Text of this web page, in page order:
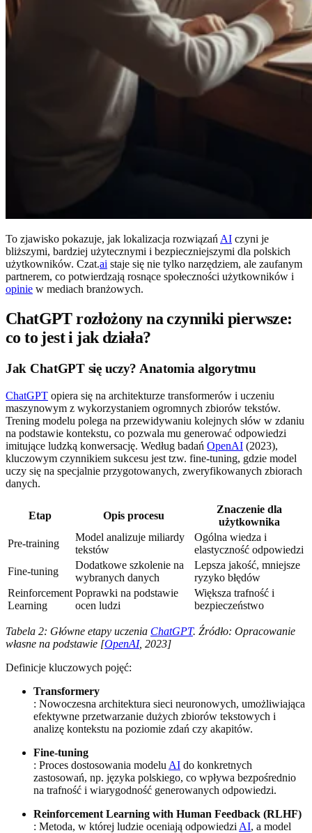
To zjawisko pokazuje, jak lokalizacja rozwiązań AI czyni je
bliższymi, bardziej użytecznymi i bezpieczniejszymi dla polskich
użytkowników. Czat.ai staje się nie tylko narzędziem, ale zaufanym
partnerem, co potwierdzają rosnące społeczności użytkowników i
opinie w mediach branżowych.
ChatGPT rozłożony na czynniki pierwsze:
co to jest i jak działa?
Jak ChatGPT się uczy? Anatomia algorytmu
ChatGPT opiera się na architekturze transformerów i uczeniu
maszynowym z wykorzystaniem ogromnych zbiorów tekstów.
Trening modelu polega na przewidywaniu kolejnych słów w zdaniu
na podstawie kontekstu, co pozwala mu generować odpowiedzi
imitujące ludzką konwersację. Według badań OpenAI (2023),
kluczowym czynnikiem sukcesu jest tzw. fine-tuning, gdzie model
uczy się na specjalnie przygotowanych, zweryfikowanych zbiorach
danych.
Etap Opis procesu
Znaczenie dla
użytkownika
Pre-training
Model analizuje miliardy
tekstów
Ogólna wiedza i
elastyczność odpowiedzi
Fine-tuning
Dodatkowe szkolenie na
wybranych danych
Lepsza jakość, mniejsze
ryzyko błędów
Reinforcement
Learning
Poprawki na podstawie
ocen ludzi
Większa trafność i
bezpieczeństwo
Tabela 2: Główne etapy uczenia ChatGPT. Źródło: Opracowanie
własne na podstawie [OpenAI, 2023]
Definicje kluczowych pojęć:
Transformery
: Nowoczesna architektura sieci neuronowych, umożliwiająca
efektywne przetwarzanie dużych zbiorów tekstowych i
analizę kontekstu na poziomie zdań czy akapitów.
Fine-tuning
: Proces dostosowania modelu AI do konkretnych
zastosowań, np. języka polskiego, co wpływa bezpośrednio
na trafność i wiarygodność generowanych odpowiedzi.
Reinforcement Learning with Human Feedback (RLHF)
: Metoda, w której ludzie oceniają odpowiedzi AI, a model